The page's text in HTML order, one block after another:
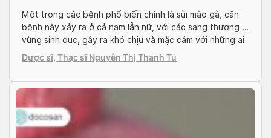
Một trong các bệnh phổ biến chính là sùi mào gà, căn
bệnh này xảy ra ở cả nam lẫn nữ, với các sang thương ở
vùng sinh dục, gây ra khó chịu và mặc cảm với những ai
đang mắc phải, đặc biệt là nữ giới. Hãy cùng đọc bài
viết dưới đây của […]
Dược sĩ, Thạc sĩ Nguyễn Thị Thanh Tú